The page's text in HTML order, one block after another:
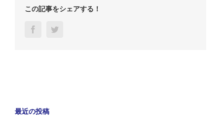
この記事をシェアする！
Facebook
最近の投稿